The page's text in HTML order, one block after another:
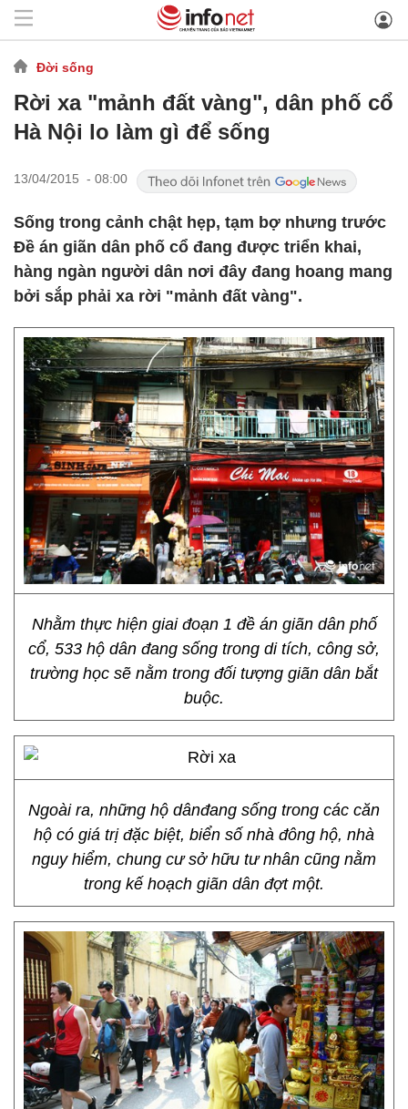
Đời sống
Rời xa "mảnh đất vàng", dân phố cổ
Hà Nội lo làm gì để sống
13/04/2015 - 08:00
Sống trong cảnh chật hẹp, tạm bợ nhưng trước
Đề án giãn dân phố cổ đang được triển khai,
hàng ngàn người dân nơi đây đang hoang mang
bởi sắp phải xa rời "mảnh đất vàng".
Nhằm thực hiện giai đoạn 1 đề án giãn dân phố
cổ, 533 hộ dân đang sống trong di tích, công sở,
trường học sẽ nằm trong đối tượng giãn dân bắt
buộc.
Ngoài ra, những hộ dânđang sống trong các căn
hộ có giá trị đặc biệt, biển số nhà đông hộ, nhà
nguy hiểm, chung cư sở hữu tư nhân cũng nằm
trong kế hoạch giãn dân đợt một.